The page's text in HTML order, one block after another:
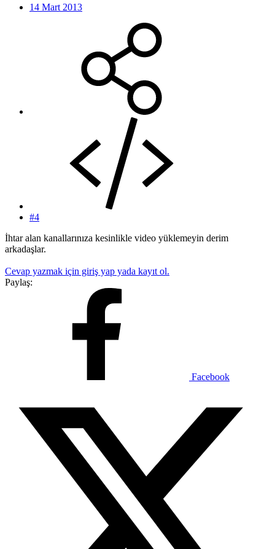
14 Mart 2013
#4
İhtar alan kanallarınıza kesinlikle video yüklemeyin derim
arkadaşlar.
Cevap yazmak için giriş yap yada kayıt ol.
Paylaş:
Facebook